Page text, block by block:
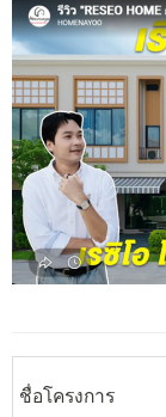
ชื่อโครงการ